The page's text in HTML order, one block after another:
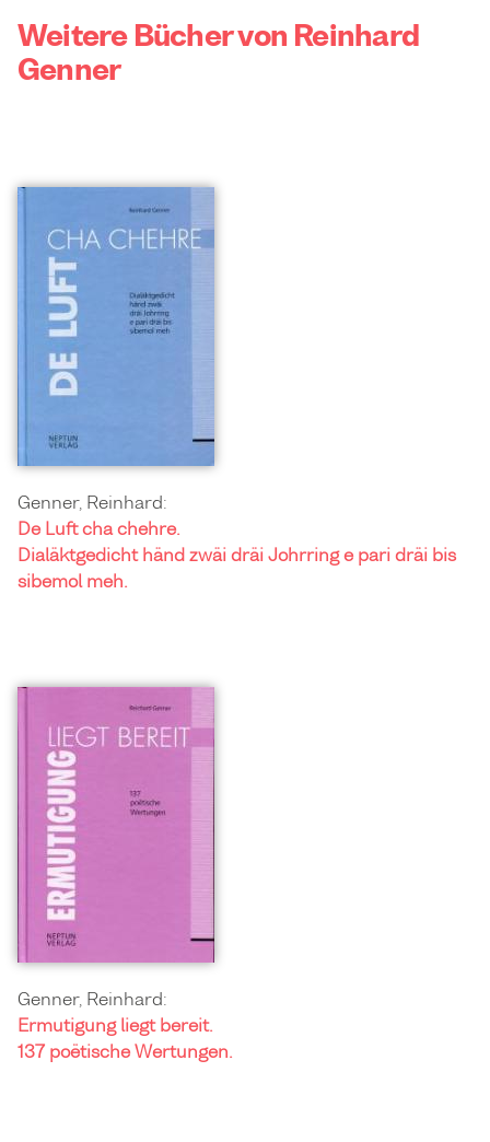
Weitere Bücher von Reinhard
Genner
Genner, Reinhard:
De Luft cha chehre.
Dialäktgedicht händ zwäi dräi Johrring e pari dräi bis
sibemol meh.
Genner, Reinhard:
Ermutigung liegt bereit.
137 poëtische Wertungen.